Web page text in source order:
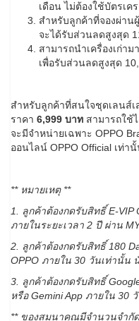
เดือน ไม่ต้องใช้บัตรเค
สำหรับลูกค้าที่จองผ่าน
จะได้รับส่วนลดสูงสุด
สามารถนำเครื่องเก่า
เพื่อรับส่วนลดสูงสุด
สำหรับลูกค้าที่สนใจชุดเลนส์เ
ราคา 6,999 บาท สามารถใช้
จะมีจำหน่ายเฉพาะ OPPO
ออนไลน์ OPPO Official เท่า
** หมายเหตุ **
1. ลูกค้าต้องกดรับสิทธิ์E-VIP
ภายในระยะเวลา 2 ปี ผ่าน
2. ลูกค้าต้องกดรับสิทธิ์ 180
OPPO ภายใน 30 วันเท่านั้น
3. ลูกค้าต้องกดรับสิทธิ์
หรือ Gemini App ภายใน 30
** ของสมนาคุณมีจํานวนจํากั